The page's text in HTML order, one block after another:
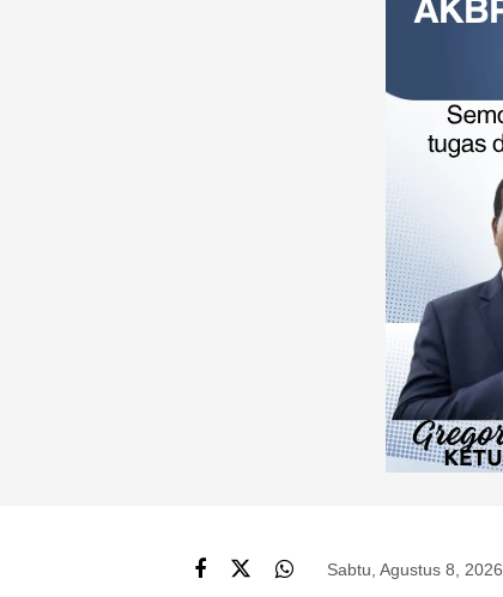
Sabtu, Agustus 8, 2026